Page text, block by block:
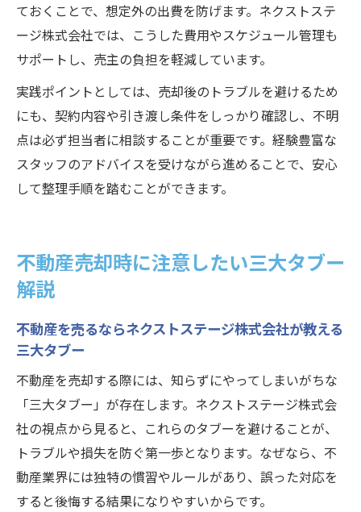
ておくことで、想定外の出費を防げます。ネクストステ
ージ株式会社では、こうした費用やスケジュール管理も
サポートし、売主の負担を軽減しています。
実践ポイントとしては、売却後のトラブルを避けるため
にも、契約内容や引き渡し条件をしっかり確認し、不明
点は必ず担当者に相談することが重要です。経験豊富な
スタッフのアドバイスを受けながら進めることで、安心
して整理手順を踏むことができます。
不動産売却時に注意したい三大タブー
解説
不動産を売るならネクストステージ株式会社が教える
三大タブー
不動産を売却する際には、知らずにやってしまいがちな
「三大タブー」が存在します。ネクストステージ株式会
社の視点から見ると、これらのタブーを避けることが、
トラブルや損失を防ぐ第一歩となります。なぜなら、不
動産業界には独特の慣習やルールがあり、誤った対応を
すると後悔する結果になりやすいからです。